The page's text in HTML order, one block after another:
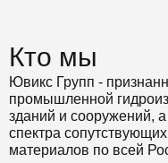
Кто мы
Ювикс Групп -
промышленной
зданий и сооружений,
спектра
материалов по всей